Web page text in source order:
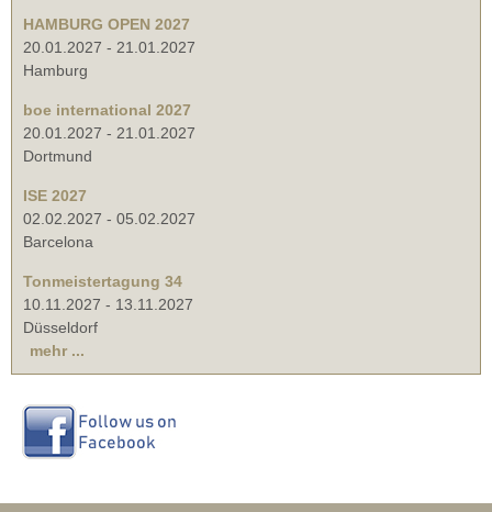
HAMBURG OPEN 2027
20.01.2027 - 21.01.2027
Hamburg
boe international 2027
20.01.2027 - 21.01.2027
Dortmund
ISE 2027
02.02.2027 - 05.02.2027
Barcelona
Tonmeistertagung 34
10.11.2027 - 13.11.2027
Düsseldorf
mehr ...